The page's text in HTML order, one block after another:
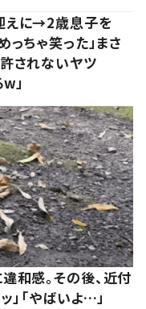
えに→2歳息子を
ちゃ笑った」まさ
されないヤツ
」
和感。その後、近付
」「やばいよ…」